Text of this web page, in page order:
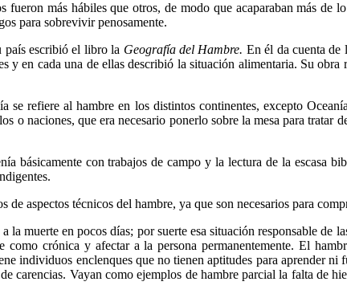
más hábiles que otros, de modo que acaparaban más de
para sobrevivir penosamente.
país escribió el libro la Geografíadel Hambre. En él da cuenta de
en cada una de ellas describió la situación alimentaria. Su
se refiere al hambre en los distintos continentes, excepto
o naciones, que era necesario ponerlo sobre la mesa para tratar
básicamente con trabajos de campo y la lectura de la escasa
aspectos técnicos del hambre, ya que son necesarios para
muerte en pocos días; por suerte esa situación responsable de
crónica y afectar a la persona permanentemente. El
individuos enclenques que no tienen aptitudes para aprender
carencias. Vayan como ejemplos de hambre parcial la falta de